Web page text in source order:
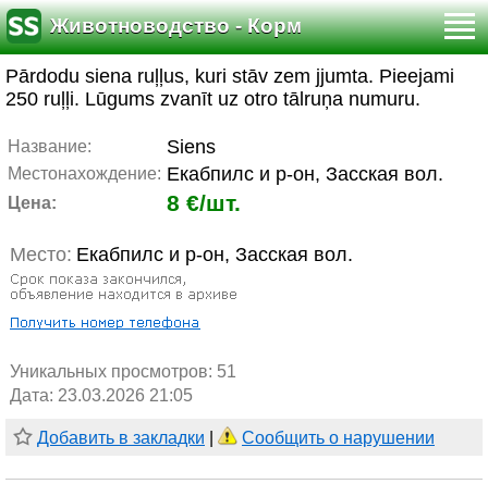
Животноводство - Корм
Pārdodu siena ruļļus, kuri stāv zem jjumta. Pieejami
250 ruļļi. Lūgums zvanīt uz otro tālruņa numuru.
Название: Siens
Местонахождение: Екабпилс и р-он, Засская вол.
Цена: 8 €/шт.
Место: Екабпилс и р-он, Засская вол.
Уникальных просмотров: 51
Дата: 23.03.2026 21:05
Добавить в закладки Сообщить о нарушении